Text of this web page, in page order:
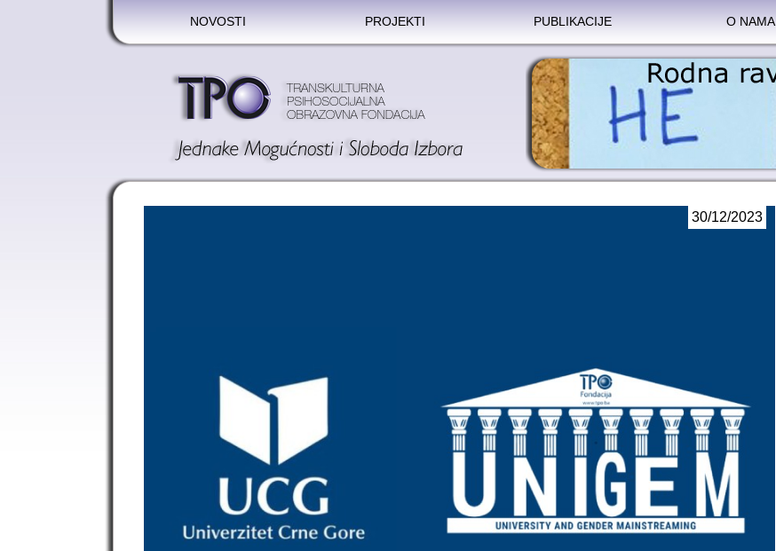
NOVOSTI PROJEKTI PUBLIKACIJE O NAMA
30/12/2023